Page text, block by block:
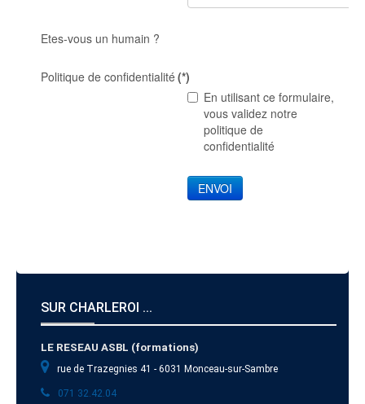
Etes-vous un humain ?
Politique de confidentialité(*)
En utilisant ce formulaire,
vous validez notre
politique de
confidentialité
ENVOI
SUR CHARLEROI ...
LE RESEAU ASBL (formations)
rue de Trazegnies 41 - 6031 Monceau-sur-Sambre
071 32.42.04